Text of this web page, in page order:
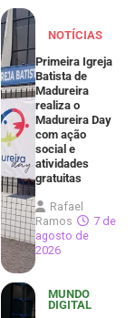
NOTÍCIAS
Primeira Igreja
Batista de
Madureira
realiza o
Madureira Day
com ação
social e
atividades
gratuitas
Rafael
Ramos
7 de
agosto de
2026
MUNDO
DIGITAL